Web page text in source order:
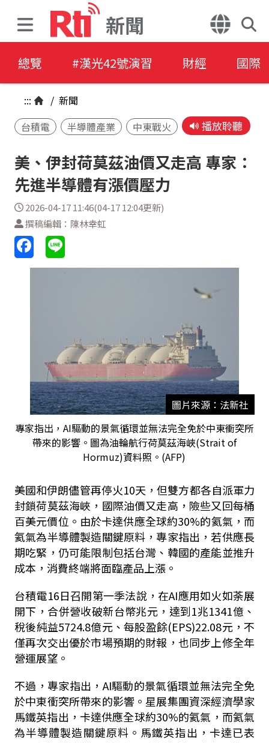
新聞
總覽 #漢光42號演習 財經 國際
::: / 新聞
台積電
半導體產業 中東戰火 播放聆聽
美、伊封荷莫茲油價又走高 專家：
先進半導體有漲價壓力
2026-04-17 11:46(04-17 12:04更新)
撰稿編輯：陳林幸虹
圖片來源：法新社
專家指出，AI驅動的景氣循環並無法完全免於中東衝突所
帶來的影響。圖為油輪航行荷莫茲海峽(Strait of
Hormuz)資料照。(AFP)
美國和伊朗儘管再停火10天，但雙方都各自派軍力
封鎖荷莫茲海峽，國際油價又走高，險些又回每桶
百美元價位。由於卡達供應全球約30%的氦氣，而
氦氣為半導體製造關鍵原料，專家指出，若供應長
期吃緊，仍可能限制包括台灣、韓國的產能並推升
成本，消費終端將面臨產品上漲。
台積電16日召開第一季法說，在AI應用如火如荼展
開下，合併營收破新台幣兆元，達到1兆1341億、
稅後純益5724.8億元、每股盈餘(EPS)22.08元，不
僅再次交出優於市場預期的財報，也同步上修全年
營運展望。
不過，專家指出， AI驅動的景氣循環並無法完全免
於中東衝突所帶來的影響。星展集團資深經濟學家
馬鐵英指出，卡達供應全球約30%的氦氣，而氦氣
為半導體製造關鍵原料。馬鐵英指出，卡達已表